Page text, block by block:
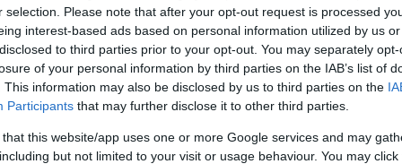
selection. Please note that after your opt-out request is processed
interest-based ads based on personal information utilized by us
to third parties prior to your opt-out. You may separately
of your personal information by third parties on the IAB’s list of
This information may also be disclosed by us to third parties on the
Participants that may further disclose it to other third parties.
that this website/app uses one or more Google services and may
but not limited to your visit or usage behaviour. You may
τη Δευτέρα 6/7/2026 και ώρα 09:00.
βήμα για την ασφαλή και υπεύθυνη
διασφαλίζοντας παράλληλα την
πολιτών.